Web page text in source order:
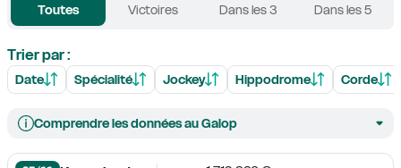
Toutes Victoires Dans les 3 Dans les 5
Trier par :
Date Spécialité Jockey Hippodrome Corde
Comprendre les données au Galop